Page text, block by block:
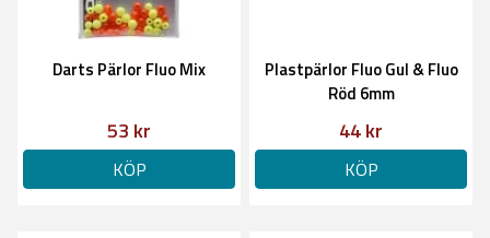
Darts Pärlor Fluo Mix
53 kr
KÖP
Plastpärlor Fluo Gul & Fluo
Röd 6mm
44 kr
KÖP